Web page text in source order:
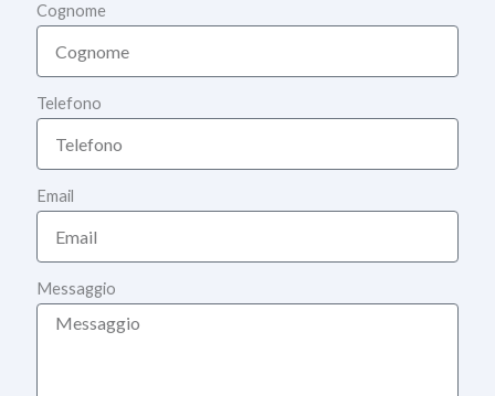
Cognome
Telefono
Email
Messaggio